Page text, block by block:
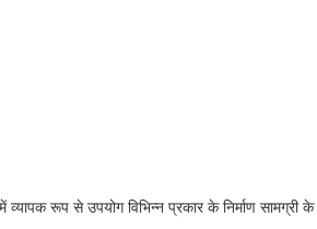
व्यापक रूप से उपयोग विभिन्न प्रकार के निर्माण